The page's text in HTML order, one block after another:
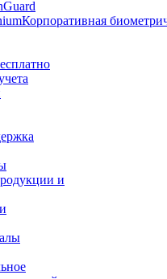
Корпоративная
и